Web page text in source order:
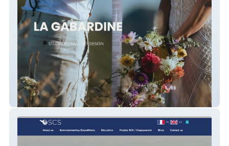
La Gabardine